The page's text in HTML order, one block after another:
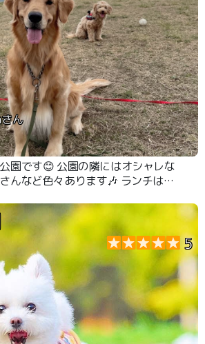
ん
園です😊 公園の隣にはオシャレな
んなど色々あります🎶 ランチはテ
5